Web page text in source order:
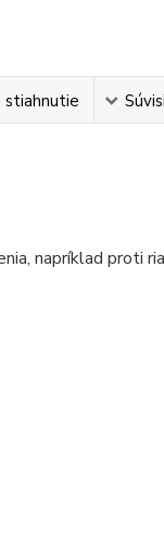
stiahnutie
napríklad proti